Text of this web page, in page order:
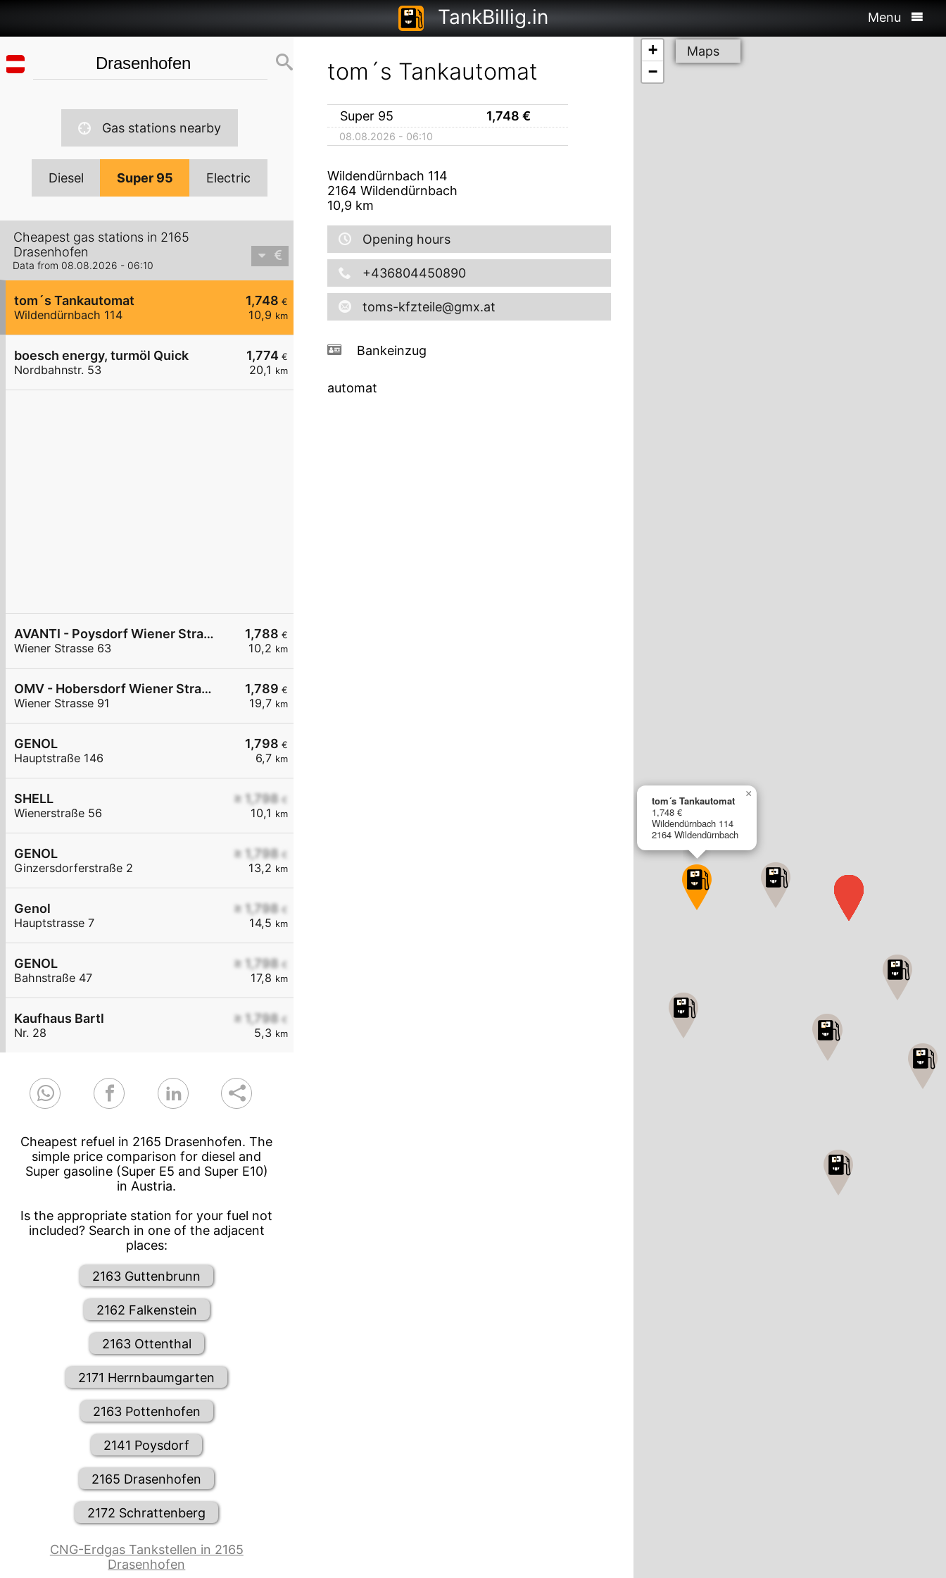
TankBillig.in Menu
Gas stations nearby
Diesel Super 95 Electric
Cheapest gas stations in 2165
Drasenhofen
Data from 08.08.2026 - 06:10
1,748 €
10,9 km
tom´s Tankautomat
Wildendürnbach 114
1,774 €
20,1 km
boesch energy, turmöl Quick
Nordbahnstr. 53
1,788 €
10,2 km
AVANTI - Poysdorf Wiener Straße 63
Wiener Strasse 63
1,789 €
19,7 km
OMV - Hobersdorf Wiener Straße 91
Wiener Strasse 91
1,798 €
6,7 km
GENOL
Hauptstraße 146
≥ 1,798 €
10,1 km
SHELL
Wienerstraße 56
≥ 1,798 €
13,2 km
GENOL
Ginzersdorferstraße 2
≥ 1,798 €
14,5 km
Genol
Hauptstrasse 7
≥ 1,798 €
17,8 km
GENOL
Bahnstraße 47
≥ 1,798 €
5,3 km
Kaufhaus Bartl
Nr. 28
Cheapest refuel in 2165 Drasenhofen. The
simple price comparison for diesel and
Super gasoline (Super E5 and Super E10)
in Austria.
Is the appropriate station for your fuel not
included? Search in one of the adjacent
places:
2163 Guttenbrunn
2162 Falkenstein
2163 Ottenthal
2171 Herrnbaumgarten
2163 Pottenhofen
2141 Poysdorf
2165 Drasenhofen
2172 Schrattenberg
CNG-Erdgas Tankstellen in 2165
Drasenhofen
tom´s Tankautomat
Super 95 1,748 €
08.08.2026 - 06:10
Wildendürnbach 114
2164 Wildendürnbach
10,9 km
Opening hours
+436804450890
toms-kfzteile@gmx.at
Bankeinzug
automat
tom´s Tankautomat
1,748 €
Wildendürnbach 114
2164 Wildendürnbach
×
+
−
Maps